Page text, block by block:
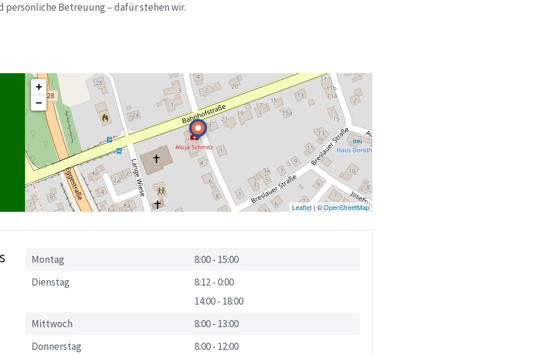
persönliche Betreuung – dafür stehen wir.
+
−
Leaflet| ©OpenStreetMap
Montag 8:00- 15:00
Dienstag
8:12-0:00
14:00- 18:00
Mittwoch
8:00- 13:00
Donnerstag
8:00- 12:00